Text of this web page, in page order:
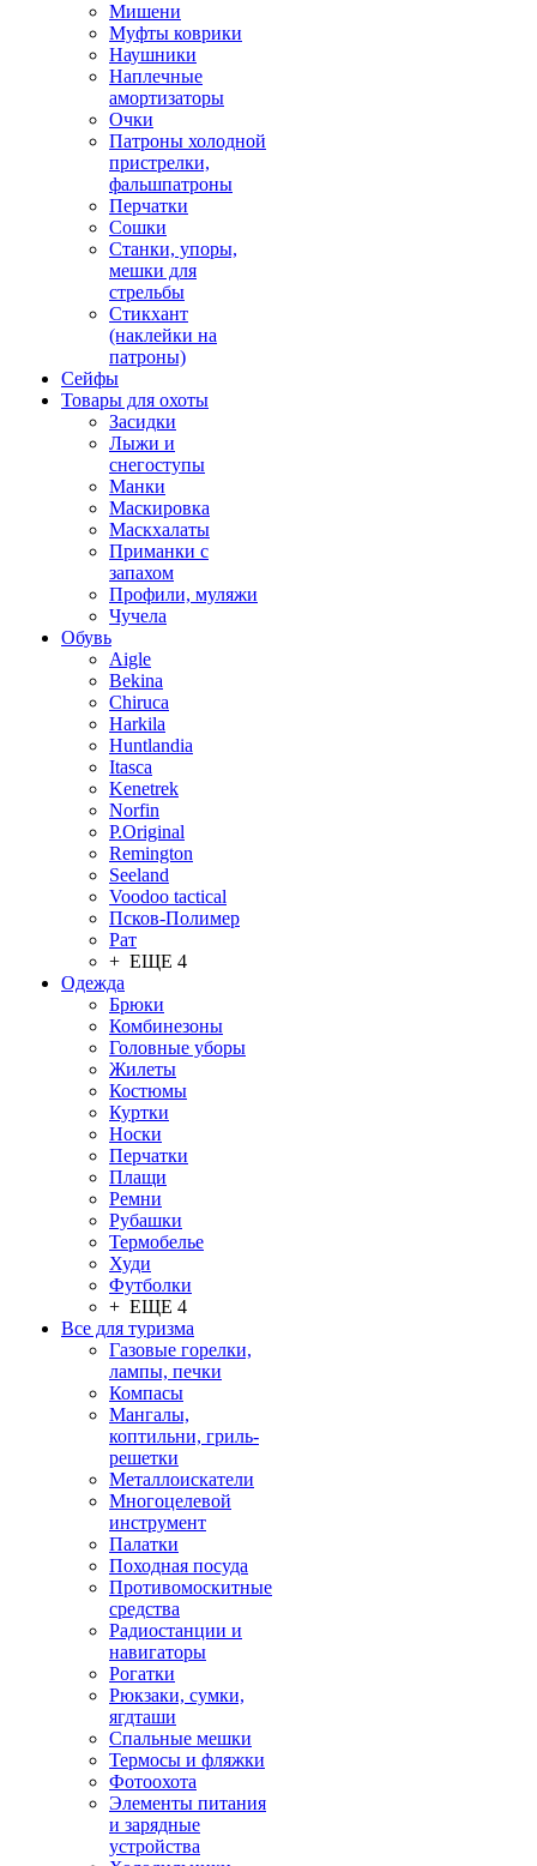
Мишени
Муфты коврики
Наушники
Наплечные
амортизаторы
Очки
Патроны холодной
пристрелки,
фальшпатроны
Перчатки
Сошки
Станки, упоры,
мешки для
стрельбы
Стикхант
(наклейки на
патроны)
Сейфы
Товары для охоты
Засидки
Лыжи и
снегоступы
Манки
Маскировка
Маскхалаты
Приманки с
запахом
Профили, муляжи
Чучела
Обувь
Aigle
Bekina
Chiruсa
Harkila
Huntlandia
Itasca
Kenetrek
Norfin
P.Original
Remington
Seeland
Voodoo tactical
Псков-Полимер
Рат
+ ЕЩЕ 4
Одежда
Брюки
Комбинезоны
Головные уборы
Жилеты
Костюмы
Куртки
Носки
Перчатки
Плащи
Ремни
Рубашки
Термобелье
Худи
Футболки
+ ЕЩЕ 4
Все для туризма
Газовые горелки,
лампы, печки
Компасы
Мангалы,
коптильни, гриль-
решетки
Металлоискатели
Многоцелевой
инструмент
Палатки
Походная посуда
Противомоскитные
средства
Радиостанции и
навигаторы
Рогатки
Рюкзаки, сумки,
ягдташи
Спальные мешки
Термосы и фляжки
Фотоохота
Элементы питания
и зарядные
устройства